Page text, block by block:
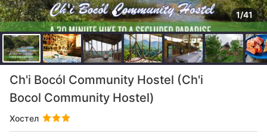
1/41
Ch'i Bocól Community Hostel (Ch'i
Bocol Community Hostel)
Хостел